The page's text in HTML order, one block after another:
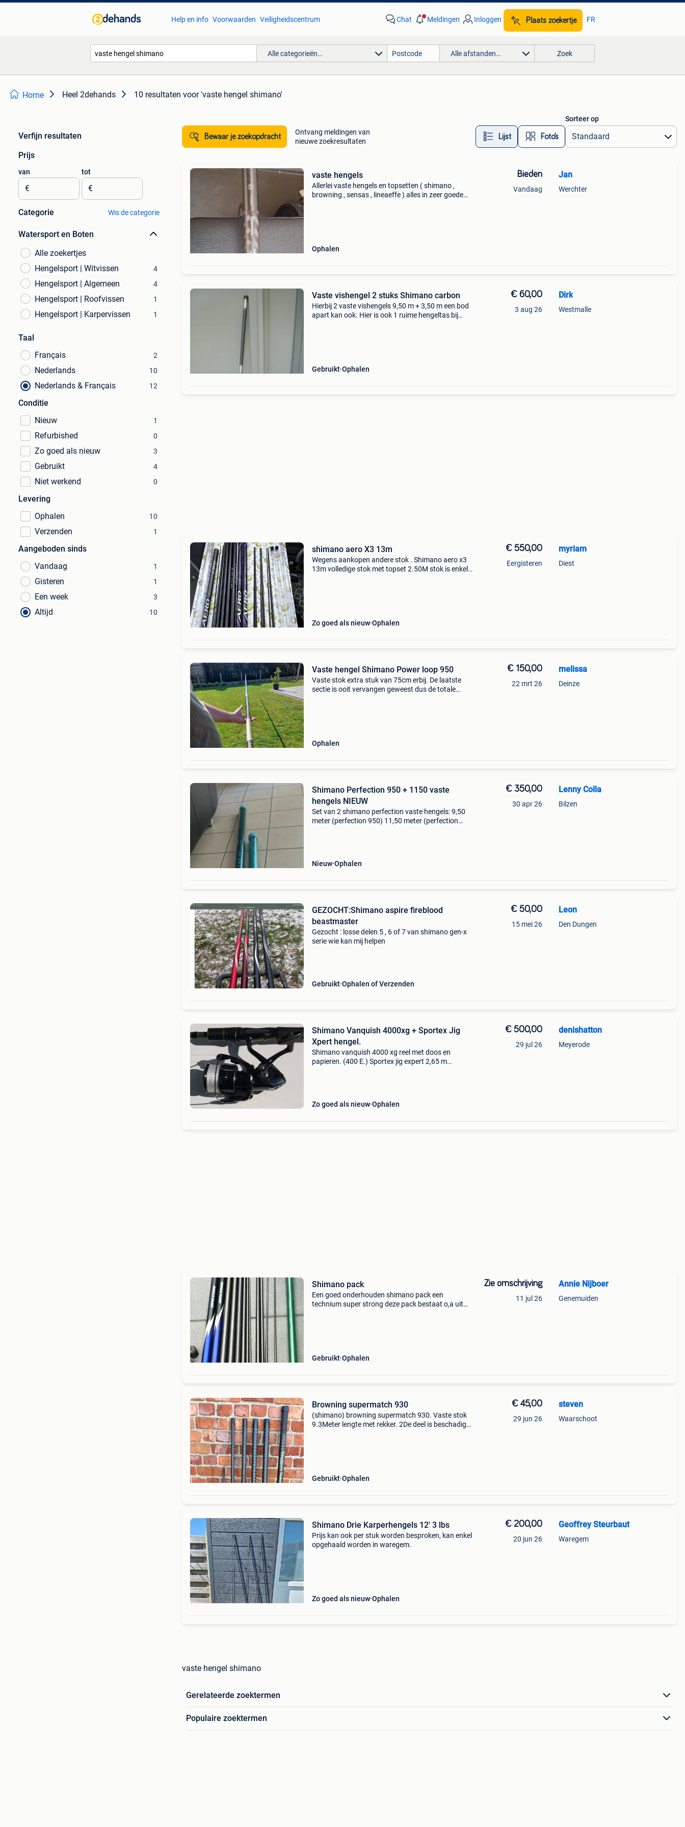
Help en info Voorwaarden Veiligheidscentrum Chat Meldingen Inloggen Plaats zoekertje FR
Alle categorieën… Alle afstanden… Zoek
Home Heel 2dehands 10 resultaten voor 'vaste hengel shimano'
Verfijn resultaten
Prijs
van
€
tot
€
Categorie Wis de categorie
Watersport en Boten
Alle zoekertjes
Hengelsport | Witvissen
4
Hengelsport | Algemeen 4
Hengelsport | Roofvissen 1
Hengelsport | Karpervissen 1
Taal
Français
2
Nederlands 10
Nederlands & Français 12
Conditie
Nieuw
1
Refurbished 0
Zo goed als nieuw 3
Gebruikt 4
Niet werkend 0
Levering
Ophalen
10
Verzenden 1
Aangeboden sinds
Vandaag
1
Gisteren 1
Een week 3
Altijd 10
Bewaar je zoekopdracht
Ontvang meldingen van
nieuwe zoekresultaten
Lijst Foto’s
Sorteer op
vaste hengels
Allerlei vaste hengels en topsetten ( shimano ,
browning , sensas , lineaeffe ) alles in zeer goede
Ophalen
Bieden
Vandaag
Jan
Werchter
Vaste vishengel 2 stuks Shimano carbon
Hierbij 2 vaste vishengels 9,50 m + 3,50 m een bod
apart kan ook. Hier is ook 1 ruime hengeltas bij
Gebruikt Ophalen
€ 60,00
3 aug 26
Dirk
Westmalle
shimano aero X3 13m
Wegens aankopen andere stok . Shimano aero x3
13m volledige stok met topset 2.50M stok is enkele
Zo goed als nieuw Ophalen
€ 550,00
Eergisteren
myriam
Diest
Vaste hengel Shimano Power loop 950
Vaste stok extra stuk van 75cm erbij. De laatste
sectie is ooit vervangen geweest dus de totale
Ophalen
€ 150,00
22 mrt 26
melissa
Deinze
Shimano Perfection 950 + 1150 vaste
hengels NIEUW
Set van 2 shimano perfection vaste hengels: 9,50
meter (perfection 950) 11,50 meter (perfection
Nieuw Ophalen
€ 350,00
30 apr 26
Lenny Colla
Bilzen
GEZOCHT:Shimano aspire fireblood
beastmaster
Gezocht : losse delen 5 , 6 of 7 van shimano gen-x
serie wie kan mij helpen
Gebruikt Ophalen of Verzenden
€ 50,00
15 mei 26
Leon
Den Dungen
Shimano Vanquish 4000xg + Sportex Jig
Xpert hengel.
Shimano vanquish 4000 xg reel met doos en
papieren. (400 E.) Sportex jig expert 2,65 m
Zo goed als nieuw Ophalen
€ 500,00
29 jul 26
denishatton
Meyerode
Shimano pack
Een goed onderhouden shimano pack een
technium super strong deze pack bestaat o,a uit
Gebruikt Ophalen
Zie omschrijving
11 jul 26
Annie Nijboer
Genemuiden
Browning supermatch 930
(shimano) browning supermatch 930. Vaste stok
9.3Meter lengte met rekker. 2De deel is beschadigd,
Gebruikt Ophalen
€ 45,00
29 jun 26
steven
Waarschoot
Shimano Drie Karperhengels 12' 3 lbs
Prijs kan ook per stuk worden besproken, kan enkel
opgehaald worden in waregem.
Zo goed als nieuw Ophalen
€ 200,00
20 jun 26
Geoffrey Steurbaut
Waregem
vaste hengel shimano
Gerelateerde zoektermen
Populaire zoektermen